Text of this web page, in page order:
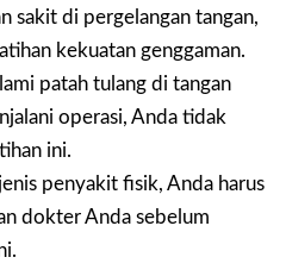
sakit di pergelangan tangan,
kekuatan genggaman.
patah tulang di tangan
operasi, Anda tidak
ini.
penyakit fisik, Anda harus
dokter Anda sebelum